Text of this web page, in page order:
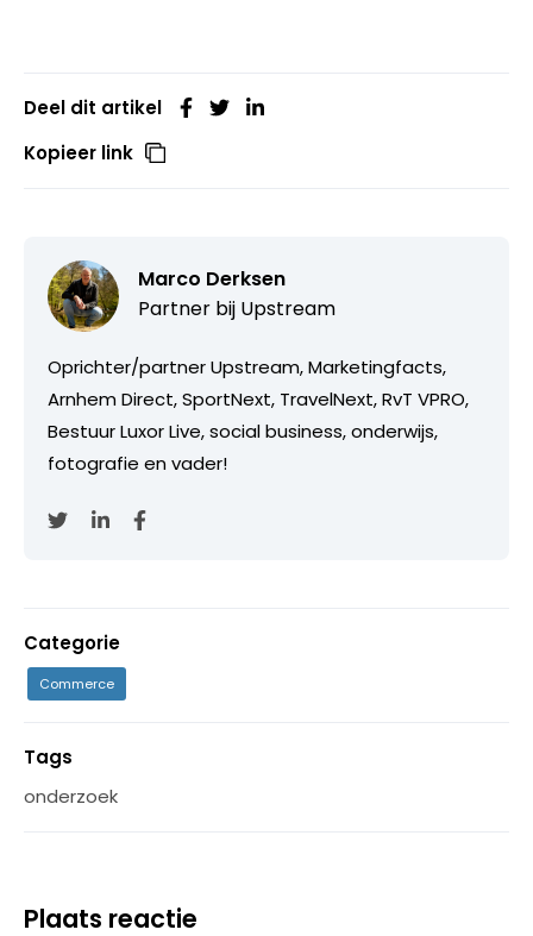
Deel dit artikel
Kopieer link
Marco Derksen
Partner bij Upstream
Oprichter/partner Upstream, Marketingfacts,
Arnhem Direct, SportNext, TravelNext, RvT VPRO,
Bestuur Luxor Live, social business, onderwijs,
fotografie en vader!
Categorie
Commerce
Tags
onderzoek
Plaats reactie